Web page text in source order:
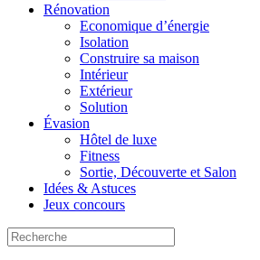
Rénovation
Economique d’énergie
Isolation
Construire sa maison
Intérieur
Extérieur
Solution
Évasion
Hôtel de luxe
Fitness
Sortie, Découverte et Salon
Idées & Astuces
Jeux concours